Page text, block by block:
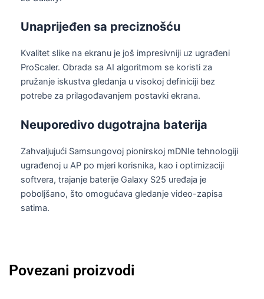
Unaprijeđen sa preciznošću
Kvalitet slike na ekranu je još impresivniji uz ugrađeni
ProScaler. Obrada sa AI algoritmom se koristi za
pružanje iskustva gledanja u visokoj definiciji bez
potrebe za prilagođavanjem postavki ekrana.
Neuporedivo dugotrajna baterija
Zahvaljujući Samsungovoj pionirskoj mDNIe tehnologiji
ugrađenoj u AP po mjeri korisnika, kao i optimizaciji
softvera, trajanje baterije Galaxy S25 uređaja je
poboljšano, što omogućava gledanje video-zapisa
satima.
Povezani proizvodi